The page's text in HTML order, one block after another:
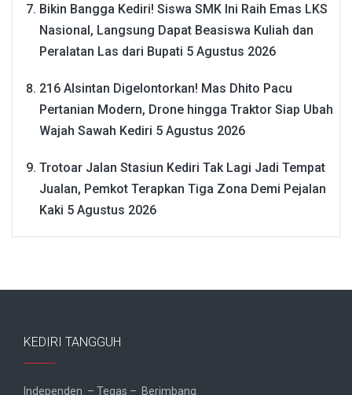
Bikin Bangga Kediri! Siswa SMK Ini Raih Emas LKS
Nasional, Langsung Dapat Beasiswa Kuliah dan
Peralatan Las dari Bupati 5 Agustus 2026
216 Alsintan Digelontorkan! Mas Dhito Pacu
Pertanian Modern, Drone hingga Traktor Siap Ubah
Wajah Sawah Kediri 5 Agustus 2026
Trotoar Jalan Stasiun Kediri Tak Lagi Jadi Tempat
Jualan, Pemkot Terapkan Tiga Zona Demi Pejalan
Kaki 5 Agustus 2026
KEDIRI TANGGUH
Independen – Tegas – Berimbang